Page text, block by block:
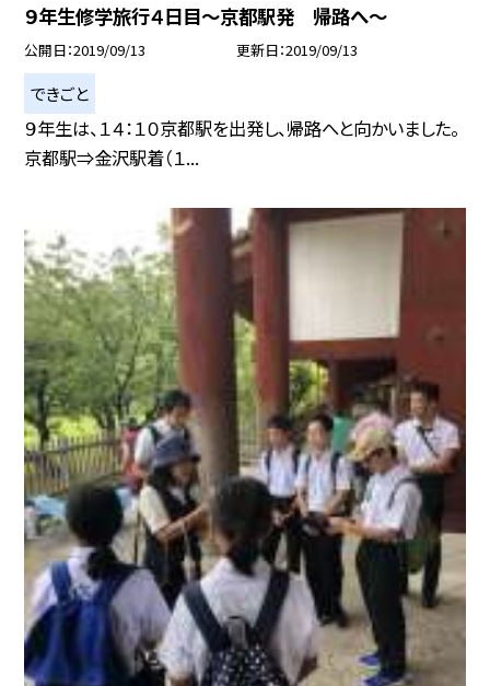
９年生修学旅行４日目〜京都駅発 帰路へ〜
公開日 2019/09/13 更新日 2019/09/13
できごと
９年生は、１４：１０京都駅を出発し、帰路へと向かいました。
京都駅⇒金沢駅着（１...